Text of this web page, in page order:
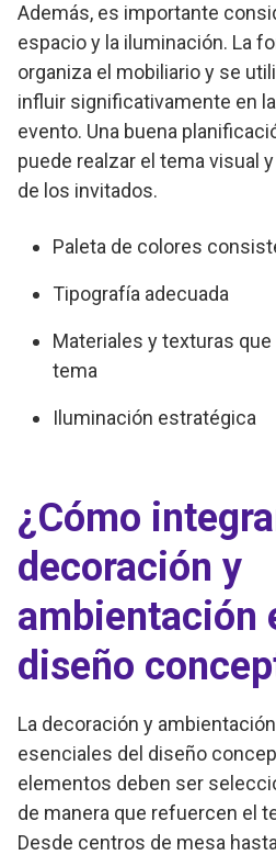
Además, es importante
espacio y la iluminación. La
organiza el mobiliario y se
influir significativamente en
evento. Una buena
puede realzar el tema visual
de los invitados.
Paleta de colores
Tipografía adecuada
Materiales y texturas
tema
Iluminación estratégica
¿Cómo
decoración y
ambientación
diseño
La decoración y
esenciales del diseño
elementos deben ser
de manera que refuercen el
Desde centros de mesa